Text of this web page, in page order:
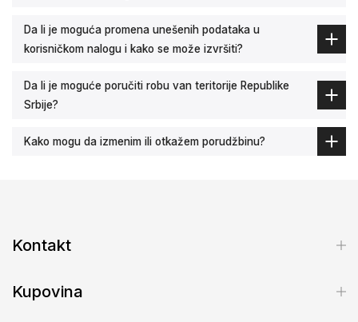
Da li je moguća promena unešenih podataka u
korisničkom nalogu i kako se može izvršiti?
Da li je moguće poručiti robu van teritorije Republike
Srbije?
Kako mogu da izmenim ili otkažem porudžbinu?
Kontakt
Kupovina